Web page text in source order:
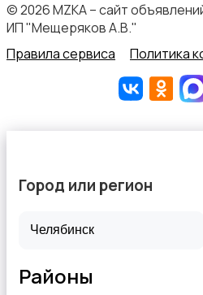
© 2026 MZKA – сайт
ИП "Мещеряков А.В."
Правила сервиса
Политика
Город или регион
Районы